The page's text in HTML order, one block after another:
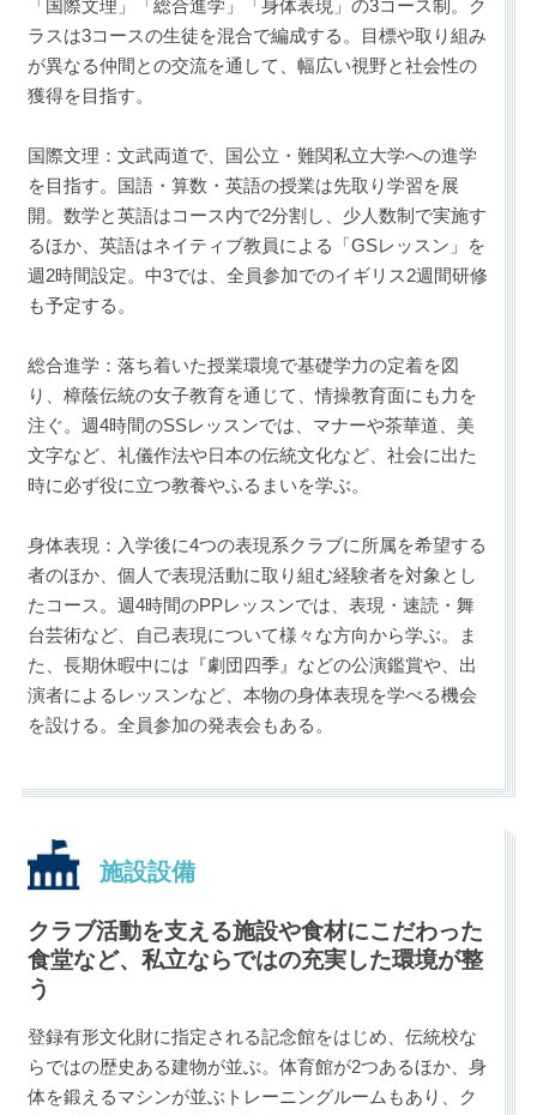
「国際文理」「総合進学」「身体表現」の3コース制。ク
ラスは3コースの生徒を混合で編成する。目標や取り組み
が異なる仲間との交流を通して、幅広い視野と社会性の
獲得を目指す。
国際文理：文武両道で、国公立・難関私立大学への進学
を目指す。国語・算数・英語の授業は先取り学習を展
開。数学と英語はコース内で2分割し、少人数制で実施す
るほか、英語はネイティブ教員による「GSレッスン」を
週2時間設定。中3では、全員参加でのイギリス2週間研修
も予定する。
総合進学：落ち着いた授業環境で基礎学力の定着を図
り、樟蔭伝統の女子教育を通じて、情操教育面にも力を
注ぐ。週4時間のSSレッスンでは、マナーや茶華道、美
文字など、礼儀作法や日本の伝統文化など、社会に出た
時に必ず役に立つ教養やふるまいを学ぶ。
身体表現：入学後に4つの表現系クラブに所属を希望する
者のほか、個人で表現活動に取り組む経験者を対象とし
たコース。週4時間のPPレッスンでは、表現・速読・舞
台芸術など、自己表現について様々な方向から学ぶ。ま
た、長期休暇中には『劇団四季』などの公演鑑賞や、出
演者によるレッスンなど、本物の身体表現を学べる機会
を設ける。全員参加の発表会もある。
施設設備
クラブ活動を支える施設や食材にこだわった
食堂など、私立ならではの充実した環境が整
う
登録有形文化財に指定される記念館をはじめ、伝統校な
らではの歴史ある建物が並ぶ。体育館が2つあるほか、身
体を鍛えるマシンが並ぶトレーニングルームもあり、ク